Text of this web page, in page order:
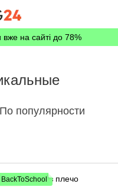
на сайті до 78%
По популярности
BackToSchool